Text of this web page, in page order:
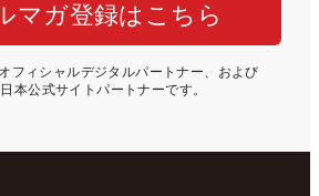
マガ登録はこちら
フィシャルデジタルパートナー、および
本公式サイトパートナーです。